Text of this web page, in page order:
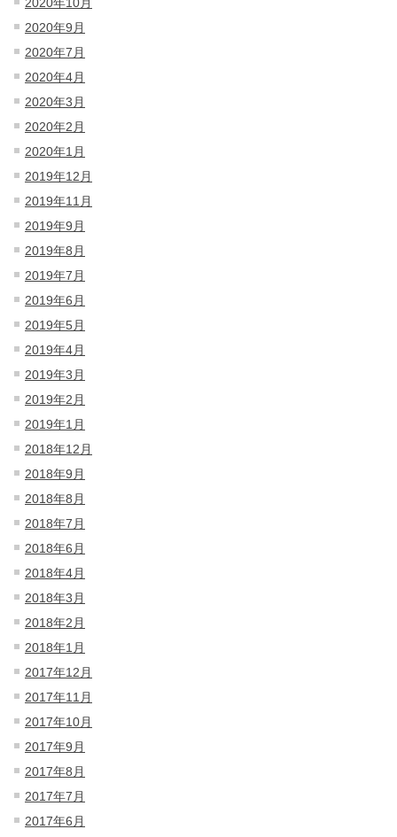
2020年9月
2020年7月
2020年4月
2020年3月
2020年2月
2020年1月
2019年12月
2019年11月
2019年9月
2019年8月
2019年7月
2019年6月
2019年5月
2019年4月
2019年3月
2019年2月
2019年1月
2018年12月
2018年9月
2018年8月
2018年7月
2018年6月
2018年4月
2018年3月
2018年2月
2018年1月
2017年12月
2017年11月
2017年10月
2017年9月
2017年8月
2017年7月
2017年6月